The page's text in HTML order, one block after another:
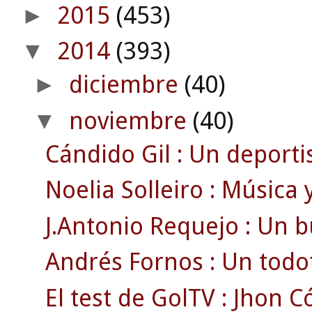
► 2015 (453)
▼ 2014 (393)
► diciembre (40)
▼ noviembre (40)
Cándido Gil : Un
Noelia Solleiro : Música
J.Antonio Requejo : Un
Andrés Fornos : Un
El test de GolTV : Jhon